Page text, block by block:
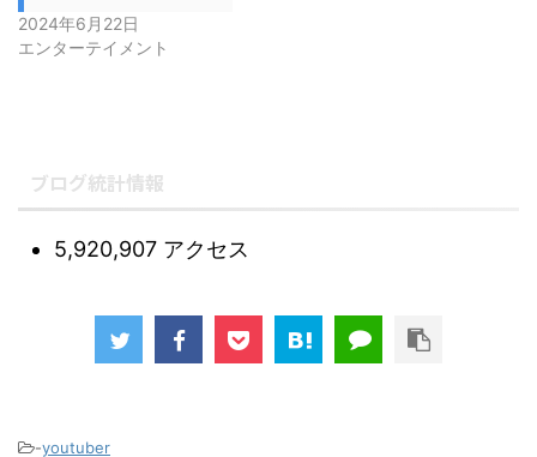
2024年6月22日
エンターテイメント
ブログ統計情報
5,920,907 アクセス
-youtuber